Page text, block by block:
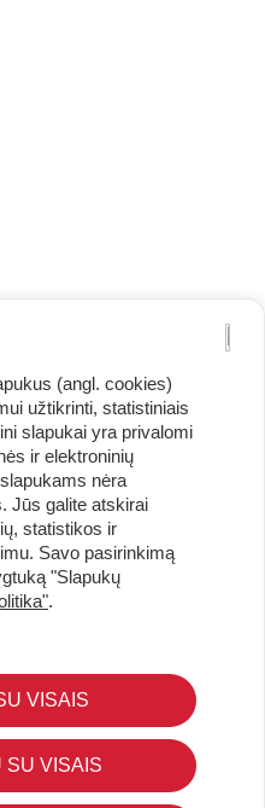
gaukite geriausius
(angl. cookies)
užtikrinti, statistiniais
slapukai yra privalomi
ir elektroninių
nėra
Jūs galite atskirai
statistikos ir
Savo pasirinkimą
"Slapukų
.
VISAIS
SU VISAIS